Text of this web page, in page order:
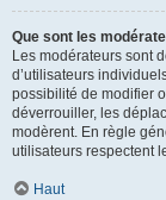
Que sont les
Les modérateurs sont
d’utilisateurs
possibilité de modifier
déverrouiller, les
modèrent. En règle
utilisateurs respectent
Haut